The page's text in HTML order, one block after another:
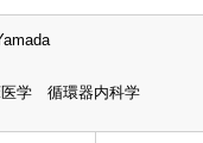
医学 循環器内科学